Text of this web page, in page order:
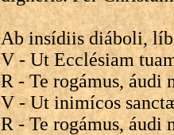
Ab insídiis diáboli,
V - Ut Ecclésiam
R - Te rogámus, áudi
V - Ut inimícos
R - Te rogámus, áudi